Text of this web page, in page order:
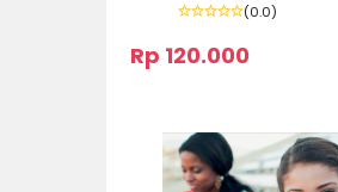
(0.0)
Rp 120.000